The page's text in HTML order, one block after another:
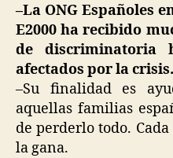
–La ONG Españoles
E2000 ha recibido
de discriminatoria
afectados por la crisis.
–Su finalidad es
aquellas familias
de perderlo todo.
la gana.